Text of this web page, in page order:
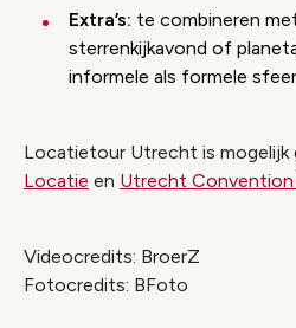
Extra’s: te combineren
sterrenkijkavond of
informele als formele
Locatietour Utrecht is mogelijk
Locatie en Utrecht Convention
Videocredits: BroerZ
Fotocredits: BFoto